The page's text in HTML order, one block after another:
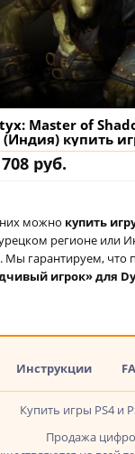
Master of
(Индия) купить
аккаунт
руб.
них можно купить
регионе или
Мы гарантируем, что
игрок» для
Инструкции
Купить игры PS4 и
Продажа